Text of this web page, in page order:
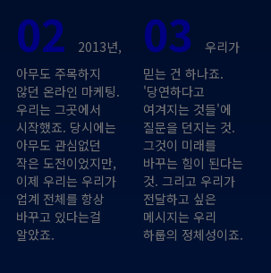
02
2013년,
아무도 주목하지
않던 온라인 마케팅.
우리는 그곳에서
시작했죠. 당시에는
아무도 관심없던
작은 도전이었지만,
이제 우리는 우리가
업계 전체를 항상
바꾸고 있다는걸
알았죠.
03우리가
믿는 건 하나죠.
'당연하다고
여겨지는 것들'에
질문을 던지는 것.
그것이 미래를
바꾸는 힘이 된다는
것. 그리고 우리가
전달하고 싶은
메시지는 우리
하룹의 정체성이죠.